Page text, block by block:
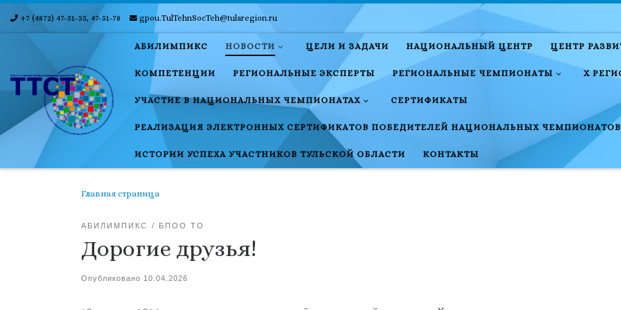
Skip to content
+7 (4872) 47-51-35, 47-51-78 gpou.TulTehnSocTeh@tularegion.ru
АБИЛИМПИКС НОВОСТИ ЦЕЛИ И ЗАДАЧИ НАЦИОНАЛЬНЫЙ ЦЕНТР ЦЕНТР
КОМПЕТЕНЦИИ РЕГИОНАЛЬНЫЕ ЭКСПЕРТЫ РЕГИОНАЛЬНЫЕ ЧЕМПИОНАТЫ X
УЧАСТИЕ В НАЦИОНАЛЬНЫХ ЧЕМПИОНАТАХ СЕРТИФИКАТЫ
РЕАЛИЗАЦИЯ ЭЛЕКТРОННЫХ СЕРТИФИКАТОВ ПОБЕДИТЕЛЕЙ НАЦИОНАЛЬНЫХ ЧЕМПИОНАТОВ
ИСТОРИИ УСПЕХА УЧАСТНИКОВ ТУЛЬСКОЙ ОБЛАСТИ КОНТАКТЫ
Главная страница
АБИЛИМПИКС БПОО ТО
Дорогие друзья!
Опубликовано 10.04.2026